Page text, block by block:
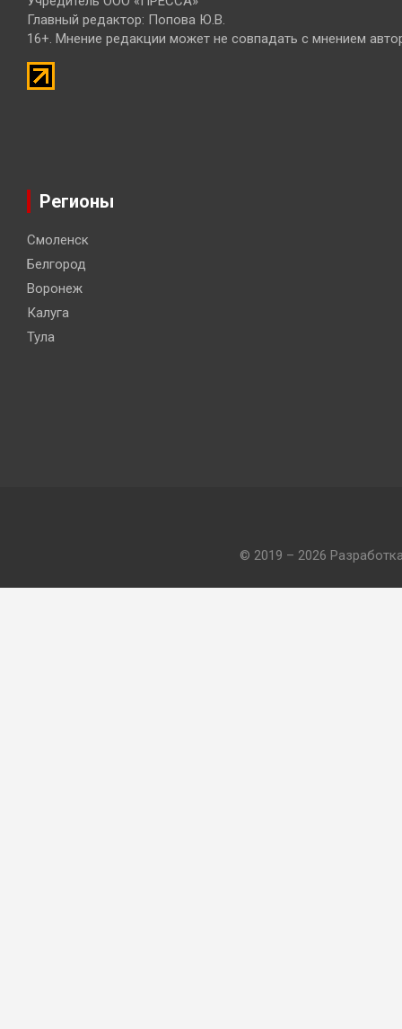
Главный редактор: Попова Ю.В.
16+. Мнение редакции может не совпадать с мнением
Регионы
Смоленск
Белгород
Воронеж
Калуга
Тула
© 2019 – 2026